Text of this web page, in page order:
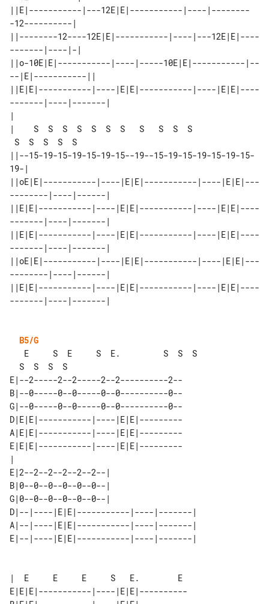
||E|-----------|---12E|E|-----------|----|--------
-12----------|
||--------12----12E|E|-----------|----|---12E|E|----
-------|----|-|
||o-10E|E|-----------|----|-----10E|E|-----------|--
--|E|-----------||
||E|E|-----------|----|E|E|-----------|----|E|E|----
-------|----|-------|
|
|    S  S  S  S  S  S  S   S   S  S  S
||--15-19-15-19-15-19-15--19--15-19-15-19-15-19-15-
19-|
||oE|E|-----------|----|E|E|-----------|----|E|E|---
--------|----|------|
||E|E|-----------|----|E|E|-----------|----|E|E|----
-------|----|-------|
||E|E|-----------|----|E|E|-----------|----|E|E|----
-------|----|-------|
||oE|E|-----------|----|E|E|-----------|----|E|E|---
--------|----|------|
||E|E|-----------|----|E|E|-----------|----|E|E|----
-------|----|-------|
B5/G
E|--2-----2--2-----2--2----------2--
B|--0-----0--0-----0--0----------0--
G|--0-----0--0-----0--0----------0--
D|E|E|-----------|----|E|E|---------
A|E|E|-----------|----|E|E|---------
E|E|E|-----------|----|E|E|---------
|
E|2--2--2--2--2--2--|
B|0--0--0--0--0--0--|
G|0--0--0--0--0--0--|
D|--|----|E|E|-----------|----|-------|
A|--|----|E|E|-----------|----|-------|
E|--|----|E|E|-----------|----|-------|
|  E     E     E     S   E.        E
E|E|E|-----------|----|E|E|----------